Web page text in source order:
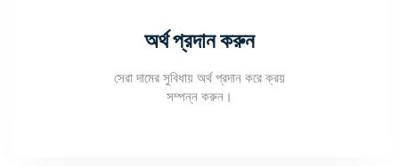
অর্থ প্রদান করুন
সেরা দামের সুবিধায় অর্থ প্রদান করে ক্রয়
সম্পন্ন করুন।